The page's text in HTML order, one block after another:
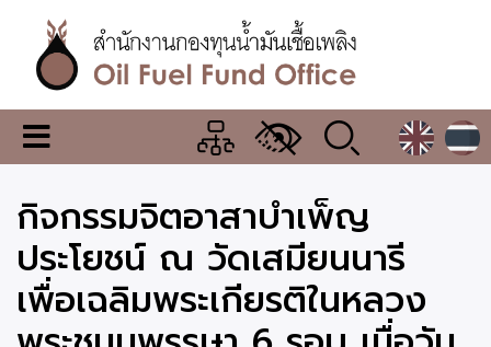
เนื้อหา
หลักสำนักงาน
กองทุน
น้ำมัน
เชื้อ
เพลิง
เมนู
เปลี่ยน
แสดง
ผล
กิจกรรมจิตอาสาบำเพ็ญ
ประโยชน์ ณ วัดเสมียนนารี
เพื่อเฉลิมพระเกียรติในหลวง